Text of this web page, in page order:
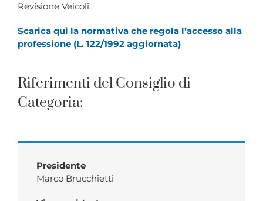
Revisione Veicoli.
Scarica qui la normativa che regola l’accesso alla
professione (L. 122/1992 aggiornata)
Riferimenti del Consiglio di
Categoria:
Presidente
Marco Brucchietti